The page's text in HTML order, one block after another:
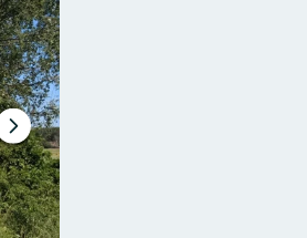
Nästa
bildspel